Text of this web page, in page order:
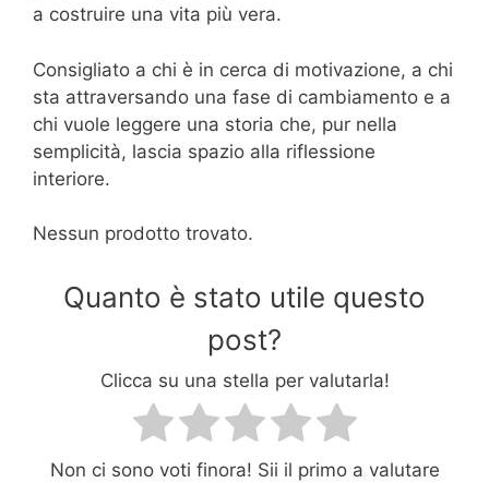
a costruire una vita più vera.
Consigliato a chi è in cerca di motivazione, a chi
sta attraversando una fase di cambiamento e a
chi vuole leggere una storia che, pur nella
semplicità, lascia spazio alla riflessione
interiore.
Nessun prodotto trovato.
Quanto è stato utile questo
post?
Clicca su una stella per valutarla!
Non ci sono voti finora! Sii il primo a valutare